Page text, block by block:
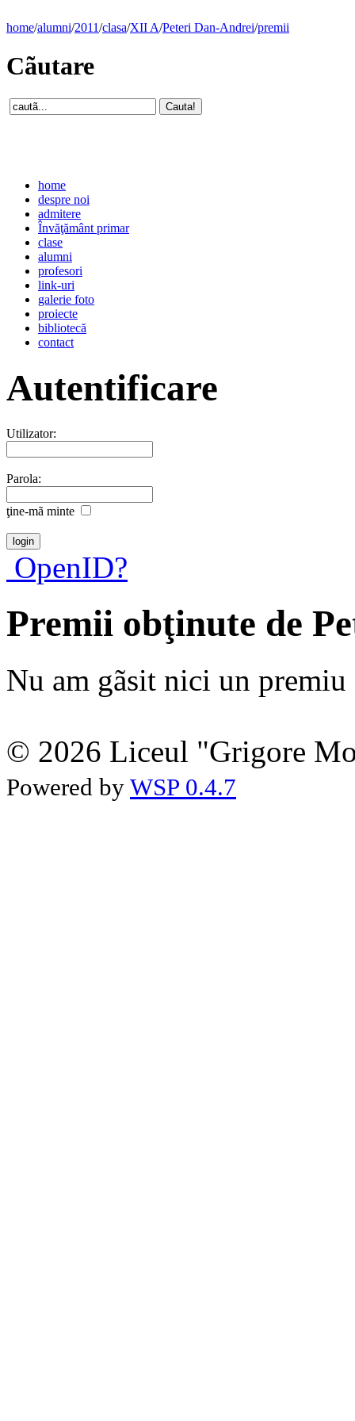
home/alumni/2011/clasa/XII A/Peteri Dan-Andrei/premii
Cãutare
home
despre noi
admitere
Învăţământ primar
clase
alumni
profesori
link-uri
galerie foto
proiecte
bibliotecă
contact
Autentificare
Utilizator:
Parola:
ţine-mã minte
OpenID?
Premii obţinute de
Nu am gãsit nici un premiu
© 2026 Liceul "Grigore
Powered by WSP 0.4.7